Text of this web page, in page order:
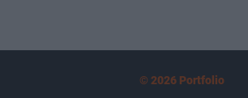
© 2026 Portfolio